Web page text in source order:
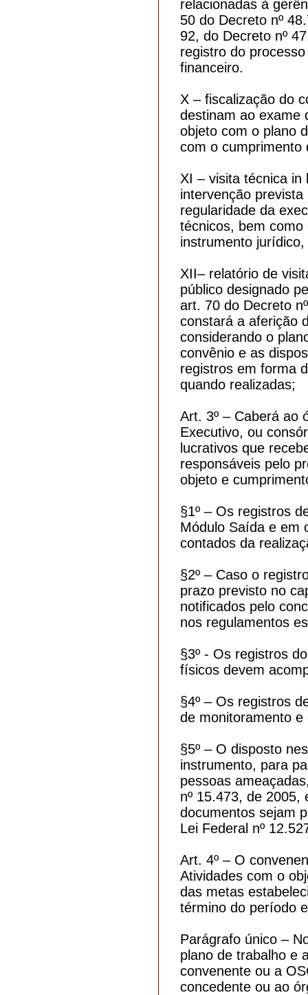
relacionadas à
50 do Decreto nº
92, do Decreto nº
registro do
financeiro.
X – fiscalização do
destinam ao exame
objeto com o plano
com o cumprimento
XI – visita técnica in
intervenção
regularidade da
técnicos, bem
instrumento
XII– relatório de
público designado
art. 70 do Decreto
constará a aferição
considerando o
convênio e as
registros em forma
quando realizadas;
Art. 3º – Caberá ao
Executivo, ou
lucrativos que
responsáveis pelo
objeto e
§1º – Os registros
Módulo Saída e em
contados da
§2º – Caso o
prazo previsto no
notificados pelo
nos regulamentos
§3º - Os registros
físicos devem
§4º – Os registros
de monitoramento
§5º – O disposto
instrumento, para
pessoas
nº 15.473, de 2005,
documentos sejam
Lei Federal nº
Art. 4º – O
Atividades com o
das metas
término do período
Parágrafo único –
plano de trabalho e
convenente ou a
concedente ou ao